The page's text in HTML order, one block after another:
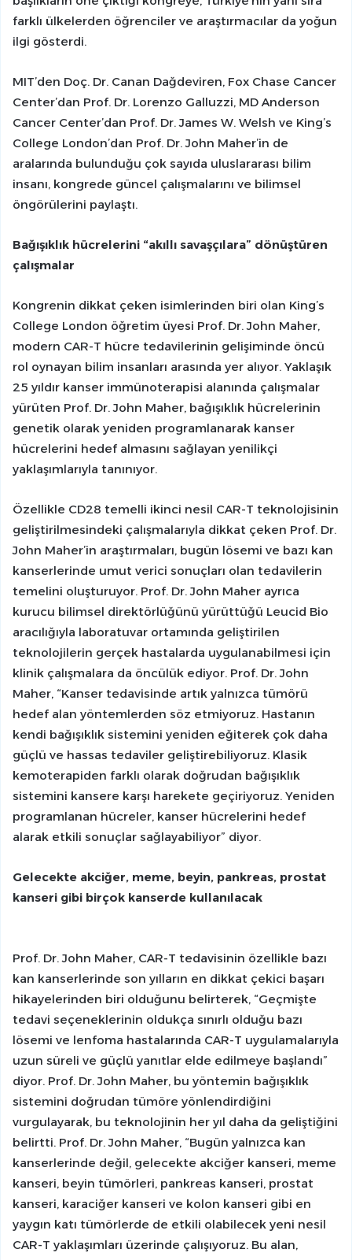
farklı ülkelerden öğrenciler ve araştırmacılar da yoğun
ilgi gösterdi.
MIT’den Doç. Dr. Canan Dağdeviren, Fox Chase Cancer
Center’dan Prof. Dr. Lorenzo Galluzzi, MD Anderson
Cancer Center’dan Prof. Dr. James W. Welsh ve King’s
College London’dan Prof. Dr. John Maher’in de
aralarında bulunduğu çok sayıda uluslararası bilim
insanı, kongrede güncel çalışmalarını ve bilimsel
öngörülerini paylaştı.
Bağışıklık hücrelerini “akıllı savaşçılara” dönüştüren
çalışmalar
Kongrenin dikkat çeken isimlerinden biri olan King’s
College London öğretim üyesi Prof. Dr. John Maher,
modern CAR-T hücre tedavilerinin gelişiminde öncü
rol oynayan bilim insanları arasında yer alıyor. Yaklaşık
25 yıldır kanser immünoterapisi alanında çalışmalar
yürüten Prof. Dr. John Maher, bağışıklık hücrelerinin
genetik olarak yeniden programlanarak kanser
hücrelerini hedef almasını sağlayan yenilikçi
yaklaşımlarıyla tanınıyor.
Özellikle CD28 temelli ikinci nesil CAR-T teknolojisinin
geliştirilmesindeki çalışmalarıyla dikkat çeken Prof. Dr.
John Maher’in araştırmaları, bugün lösemi ve bazı kan
kanserlerinde umut verici sonuçları olan tedavilerin
temelini oluşturuyor. Prof. Dr. John Maher ayrıca
kurucu bilimsel direktörlüğünü yürüttüğü Leucid Bio
aracılığıyla laboratuvar ortamında geliştirilen
teknolojilerin gerçek hastalarda uygulanabilmesi için
klinik çalışmalara da öncülük ediyor. Prof. Dr. John
Maher, “Kanser tedavisinde artık yalnızca tümörü
hedef alan yöntemlerden söz etmiyoruz. Hastanın
kendi bağışıklık sistemini yeniden eğiterek çok daha
güçlü ve hassas tedaviler geliştirebiliyoruz. Klasik
kemoterapiden farklı olarak doğrudan bağışıklık
sistemini kansere karşı harekete geçiriyoruz. Yeniden
programlanan hücreler, kanser hücrelerini hedef
alarak etkili sonuçlar sağlayabiliyor” diyor.
Gelecekte akciğer, meme, beyin, pankreas, prostat
kanseri gibi birçok kanserde kullanılacak
Prof. Dr. John Maher, CAR-T tedavisinin özellikle bazı
kan kanserlerinde son yılların en dikkat çekici başarı
hikayelerinden biri olduğunu belirterek, “Geçmişte
tedavi seçeneklerinin oldukça sınırlı olduğu bazı
lösemi ve lenfoma hastalarında CAR-T uygulamalarıyla
uzun süreli ve güçlü yanıtlar elde edilmeye başlandı”
diyor. Prof. Dr. John Maher, bu yöntemin bağışıklık
sistemini doğrudan tümöre yönlendirdiğini
vurgulayarak, bu teknolojinin her yıl daha da geliştiğini
belirtti. Prof. Dr. John Maher, “Bugün yalnızca kan
kanserlerinde değil, gelecekte akciğer kanseri, meme
kanseri, beyin tümörleri, pankreas kanseri, prostat
kanseri, karaciğer kanseri ve kolon kanseri gibi en
yaygın katı tümörlerde de etkili olabilecek yeni nesil
CAR-T yaklaşımları üzerinde çalışıyoruz. Bu alan,